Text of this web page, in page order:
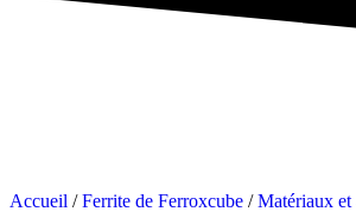
Accueil /Ferrite de Ferroxcube /Matériaux et